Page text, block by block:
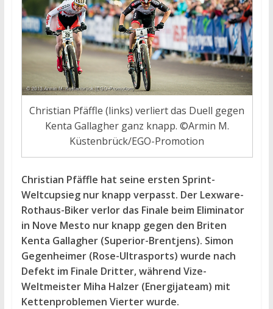
Christian Pfäffle (links) verliert das Duell gegen
Kenta Gallagher ganz knapp. ©Armin M.
Küstenbrück/EGO-Promotion
Christian Pfäffle hat seine ersten Sprint-
Weltcupsieg nur knapp verpasst. Der Lexware-
Rothaus-Biker verlor das Finale beim Eliminator
in Nove Mesto nur knapp gegen den Briten
Kenta Gallagher (Superior-Brentjens). Simon
Gegenheimer (Rose-Ultrasports) wurde nach
Defekt im Finale Dritter, während Vize-
Weltmeister Miha Halzer (Energijateam) mit
Kettenproblemen Vierter wurde.